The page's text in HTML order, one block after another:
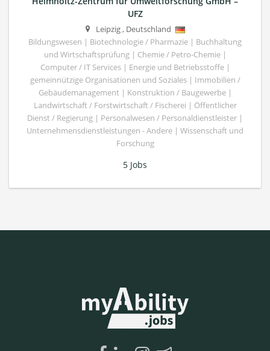
UFZ
Leipzig, Deutschland
Bildungswesen | Biotechnologie / Pharmazie | Buchhaltung
und Wirtschaftsprüfung | Chemie / Petro-Chemie |
Computer / IT Services | Energie und Betriebsstoffe |
gemeinnützige Organisationen und Soziales | Immobilien /
Gebäudemanagement | Konstruktion / Baugewerbe |
Landwirtschaft / Forstwirtschaft / Fischerei | Öffentlicher
Dienst / Regierung | Personalwesen / Personaldienstleister |
Unternehmensdienstleistungen - Andere | Wissenschaft und
Forschung
5 Jobs